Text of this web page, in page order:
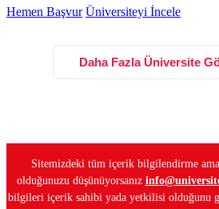
Hemen Başvur Üniversiteyi İncele
Daha Fazla Üniversite
Sitemizdeki tüm içerik bilgilendirme
olduğunuzu düşünüyorsanız
bilgileri içerik sahibi yada yetkilisi olduğunu